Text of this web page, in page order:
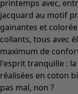
printemps avec,
jacquard au motif
gainantes et
collants, tous avec
maximum de
l'esprit tranquille :
réalisées en coton
pas mal, non ?